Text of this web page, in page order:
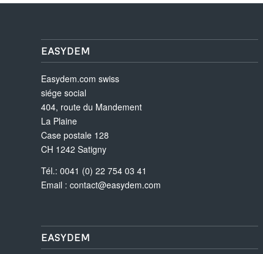
EASYDEM
Easydem.com swiss
siége social
404, route du Mandement
La Plaine
Case postale 128
CH 1242 Satigny
Tél.: 0041 (0) 22 754 03 41
Email : contact@easydem.com
EASYDEM